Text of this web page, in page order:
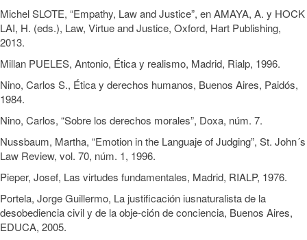
Michel SLOTE, “Empathy, Law and Justice”, en AMAYA, A. y HOCK
LAI, H. (eds.), Law, Virtue and Justice, Oxford, Hart Publishing,
2013.
Millan PUELES, Antonio, Ética y realismo, Madrid, Rialp, 1996.
Nino, Carlos S., Ética y derechos humanos, Buenos Aires, Paidós,
1984.
Nino, Carlos, “Sobre los derechos morales”, Doxa, núm. 7.
Nussbaum, Martha, “Emotion in the Languaje of Judging”, St. John´s
Law Review, vol. 70, núm. 1, 1996.
Pieper, Josef, Las virtudes fundamentales, Madrid, RIALP, 1976.
Portela, Jorge Guillermo, La justificación iusnaturalista de la
desobediencia civil y de la obje-ción de conciencia, Buenos Aires,
EDUCA, 2005.